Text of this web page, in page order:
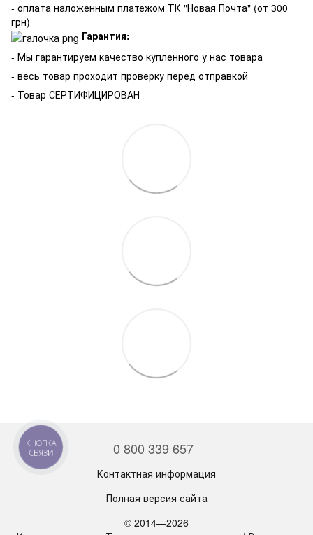
- оплата наложенным платежом ТК "Новая Почта" (от 300
грн)
Гарантия:
- Мы гарантируем качество купленного у нас товара
- весь товар проходит проверку перед отправкой
- Товар СЕРТИФИЦИРОВАН
0 800 339 657
Контактная информация
Полная версия сайта
© 2014—2026
КНОПКА
СВЯЗИ